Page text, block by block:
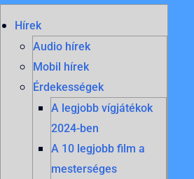
Hírek
Audio hírek
Mobil hírek
Érdekességek
A legjobb vígjátékok
2024-ben
A 10 legjobb film a
mesterséges